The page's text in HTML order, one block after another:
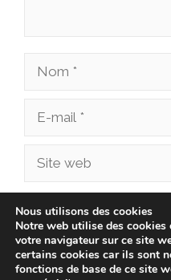
Nom
Site
Enregistrer mon
dans le navigateur
commentaire.
Nous utilisons des cookies
Notre web utilise des
votre navigateur sur ce site
certains cookies car ils sont
fonctions de base de ce site